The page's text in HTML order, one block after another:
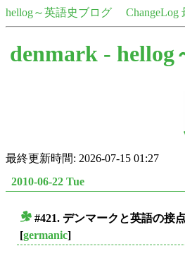
hellog～英語史ブログ ChangeLog
denmark - hellog
最終更新時間: 2026-07-15 01:27
2010-06-22 Tue
#421. デンマークと英語の接
[germanic]